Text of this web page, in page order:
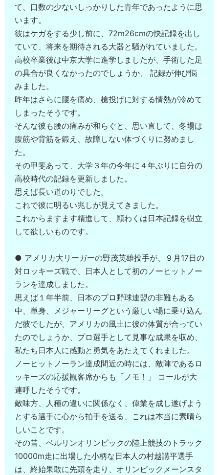
て、口数の少ないしっかりした青年であったように思
います。
彼はケガをする少し前に、72m26cmの快記録を出し
ていて、将来を期待される大器と騒がれていました。
高校卒業後は中京大学に進学しましたが、手術した足
の具合が良くなかったのでしょうか、 記録が伸び悩
みました。
昨年はさらに腰を痛め、槍投げに対する情熱が冷めて
しまったそうです。
そんな彼も腰の痛みが和らぐと、思い直して、冬場は
腹筋や背筋を鍛え、故障しない体づくりに努めまし
た。
その甲斐あって、大学３年の今年に４年ぶりに自分の
高校時代の記録を更新しました。
思えば長い道のりでした。
これで彼に明るい兆しが見えてきました。
これからますます精進して、願わくは日本記録を樹立
して欲しいものです。
● アメリカ大リーガーの野茂英雄投手が、９月17日の
対ロッキーズ戦で、日本人として初のノーヒットノー
ランを達成しました。
思えば１年半前、日本のプロ野球連盟の非難もある
中、単身、メジャーリーグという厳しい場に乗り込ん
だ彼でしたが、アメリカの風土に彼の体質が合ってい
たのでしょうか、プロ選手として見事な成果を収め、
私たち日本人に感動と勇気をあたえてくれました。
ノーヒットノーラン達成間近の時には、敵陣であるロ
ッキーズの応援観客席からも「ノモ！」 コールが大
連呼したそうです。
敵味方、人種の違いに関係なく、偉業を成し遂げよう
とする選手に心から拍手を送る、これは本当に素晴ら
しいことです。
その昔、ベルリンオリンピックの陸上競技のトラック
10000m走に出場した小柄な日本人の村越講平選手
は、終始果敢に先頭を走り、オリンピックメーンスタ